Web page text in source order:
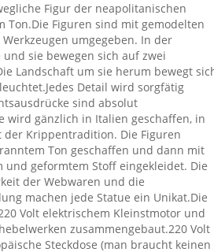
Figur der neapolitanischen
Ton.Die Figuren sind mit gemodelten
umgegeben. In der
sie bewegen sich auf zwei
Landschaft um sie herum bewegt
Detail wird sorgfätig
sind absolut
wird gänzlich in Italien geschaffen, in
der Krippentradition. Die Figuren
Ton geschaffen und dann mit
geformtem Stoff eingekleidet. Die
der Webwaren und die
machen jede Statue ein Unikat.Die
Volt elektrischem Kleinstmotor und
zusammengebaut.220 Volt
Steckdose (man braucht keinen